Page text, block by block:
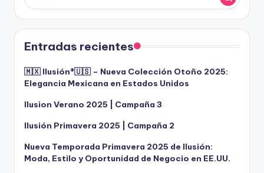
Entradas recientes
🇲🇽 Ilusión®️🇺🇸 – Nueva Colección Otoño 2025:
Elegancia Mexicana en Estados Unidos
Ilusion Verano 2025 | Campaña 3
Ilusión Primavera 2025 | Campaña 2
Nueva Temporada Primavera 2025 de Ilusión:
Moda, Estilo y Oportunidad de Negocio en EE.UU.